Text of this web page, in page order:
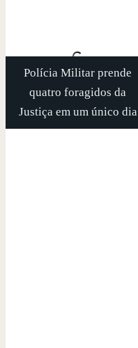
Polícia Militar prende
quatro foragidos da
Justiça em um único dia